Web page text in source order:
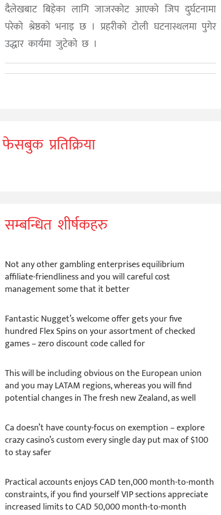
दैलेखबाट बिहेका लागि जाजरकोट आएको जिप दुर्घटनामा
परेको श्रेष्ठकाे भनाइ छ । प्रहरीको टोली घटनास्थलमा पुगेर
उद्धार कार्यमा जुटेकाे छ ।
फेसबुक प्रतिक्रिया
सम्बन्धित शीर्षकहरु
Not any other gambling enterprises equilibrium
affiliate-friendliness and you will careful cost
management some that it better
Fantastic Nugget’s welcome offer gets your five
hundred Flex Spins on your assortment of checked
games – zero discount code called for
This will be including obvious on the European union
and you may LATAM regions, whereas you will find
potential changes in The fresh new Zealand, as well
Ca doesn’t have county-focus on exemption – explore
crazy casino’s custom every single day put max of $100
to stay safer
Practical accounts enjoys CAD ten,000 month-to-month
constraints, if you find yourself VIP sections appreciate
increased limits to CAD 50,000 month-to-month